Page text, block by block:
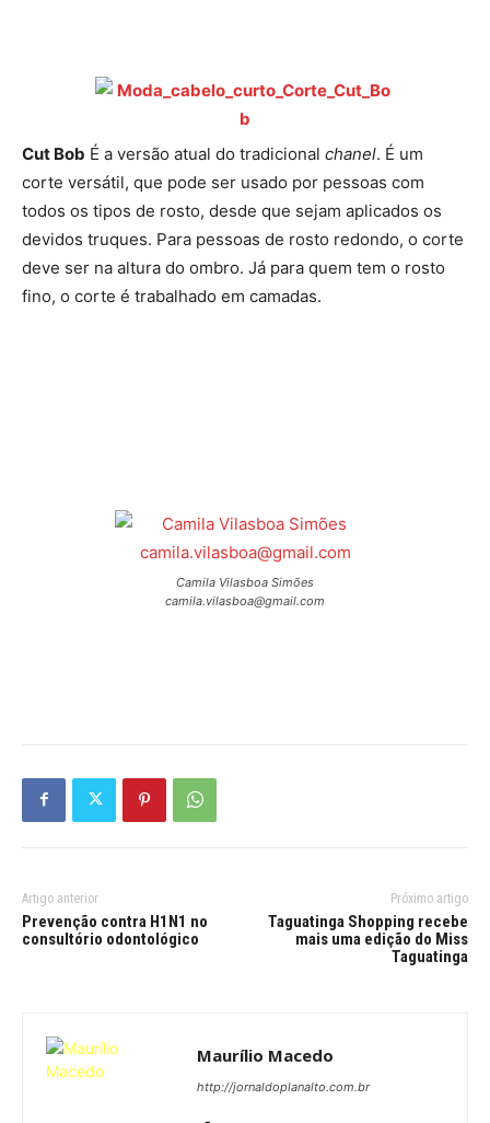
Cut Bob É a versão atual do tradicional chanel. É um
corte versátil, que pode ser usado por pessoas com
todos os tipos de rosto, desde que sejam aplicados os
devidos truques. Para pessoas de rosto redondo, o corte
deve ser na altura do ombro. Já para quem tem o rosto
fino, o corte é trabalhado em camadas.
Camila Vilasboa Simões
camila.vilasboa@gmail.com
Artigo anterior
Prevenção contra H1N1 no
consultório odontológico
Próximo artigo
Taguatinga Shopping recebe
mais uma edição do Miss
Taguatinga
Maurílio Macedo
http://jornaldoplanalto.com.br